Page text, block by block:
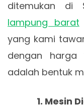
ditemukan di
lampung barat
yang kami
dengan harga
adalah bentuk
1. Mesin